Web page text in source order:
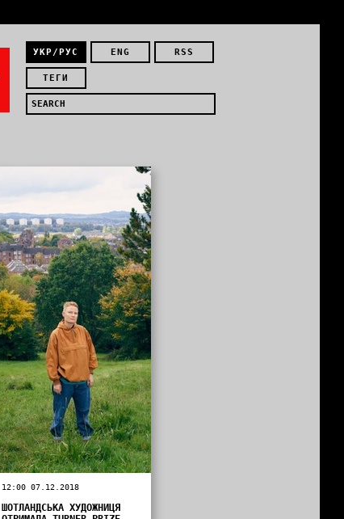
УКР/РУС ENG RSS
ТЕГИ
12:00 07.12.2018
ШОТЛАНДСЬКА ХУДОЖНИЦЯ